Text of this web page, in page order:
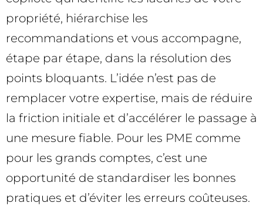
propriété, hiérarchise les
recommandations et vous accompagne,
étape par étape, dans la résolution des
points bloquants. L’idée n’est pas de
remplacer votre expertise, mais de réduire
la friction initiale et d’accélérer le passage à
une mesure fiable. Pour les PME comme
pour les grands comptes, c’est une
opportunité de standardiser les bonnes
pratiques et d’éviter les erreurs coûteuses.